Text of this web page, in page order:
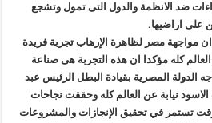
ضد الانظمة والدول التى تمول وتشجع
على اراضيها.
مواجهة مصر لظاهرة الإرهاب تجربة فريدة
كله مؤكدا ان هذه التجربة هى صناعة
الدولة المصرية بقيادة البطل الرئيس عبد
نيابة عن العالم كله وحققت نجاحات
تستمر في تحقيق الإنجازات والمشروعات